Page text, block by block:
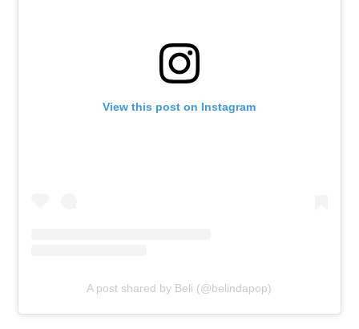
View this post on Instagram
A post shared by Beli (@belindapop)